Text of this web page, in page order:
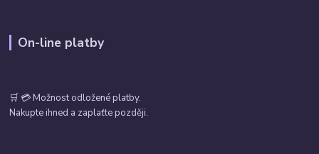
On-line platby
🛒 💳 Možnost odložené platby.
Nakupte ihned a zaplaťte později.